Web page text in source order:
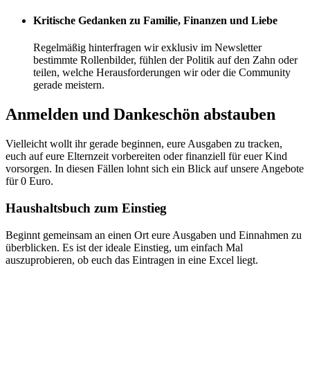
Kritische Gedanken zu Familie, Finanzen und Liebe
Regelmäßig hinterfragen wir exklusiv im Newsletter
bestimmte Rollenbilder, fühlen der Politik auf den Zahn oder
teilen, welche Herausforderungen wir oder die Community
gerade meistern.
Anmelden und Dankeschön abstauben
Vielleicht wollt ihr gerade beginnen, eure Ausgaben zu tracken,
euch auf eure Elternzeit vorbereiten oder finanziell für euer Kind
vorsorgen. In diesen Fällen lohnt sich ein Blick auf unsere Angebote
für 0 Euro.
Haushaltsbuch zum Einstieg
Beginnt gemeinsam an einen Ort eure Ausgaben und Einnahmen zu
überblicken. Es ist der ideale Einstieg, um einfach Mal
auszuprobieren, ob euch das Eintragen in eine Excel liegt.